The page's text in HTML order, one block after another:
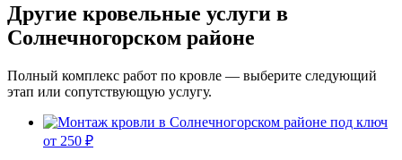
Другие кровельные услуги в
Солнечногорском районе
Полный комплекс работ по кровле — выберите следующий
этап или сопутствующую услугу.
от 250 ₽